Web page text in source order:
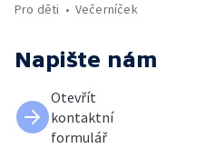
Pro děti
Večerníček
Napište nám
Otevřít
kontaktní
formulář